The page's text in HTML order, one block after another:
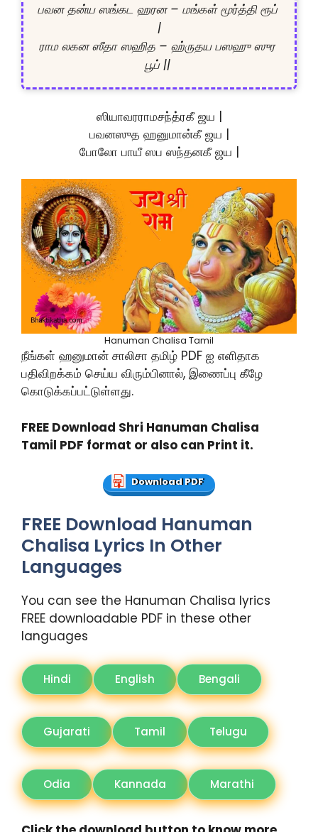
பவன தன்ய ஸங்கட ஹரன – மங்கள் மூர்த்தி ரூப்
|
ராம லகன ஸீதா ஸஹித – ஹ்ருதய பஸஹு ஸுர
பூப் ||
ஸியாவரராமசந்த்ரகீ ஜய |
பவனஸுத ஹனுமான்கீ ஜய |
போலோ பாயீ ஸப ஸந்தனகீ ஜய |
Hanuman Chalisa Tamil
நீங்கள் ஹனுமான் சாலிசா தமிழ் PDF ஐ எளிதாக
பதிவிறக்கம் செய்ய விரும்பினால், இணைப்பு கீழே
கொடுக்கப்பட்டுள்ளது.
FREE Download Shri Hanuman Chalisa
Tamil PDF format or also can Print it.
Download PDF
FREE Download Hanuman
Chalisa Lyrics In Other
Languages
You can see the Hanuman Chalisa lyrics
FREE downloadable PDF in these other
languages
Hindi English Bengali
Gujarati Tamil Telugu
Odia Kannada Marathi